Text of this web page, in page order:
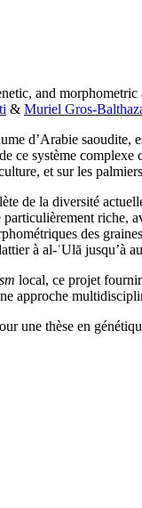
and
& Muriel Gros-
d’Arabie
ce système complexe
et sur les
de la diversité
riche,
des
à al-ʿUlā jusqu’à
local, ce projet
approche
une thèse en